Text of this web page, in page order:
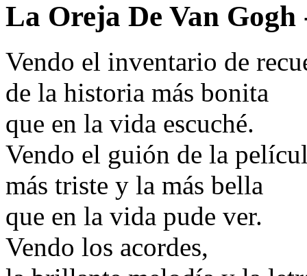
La Oreja De Van
Vendo el inventario de
de la historia más bonita
que en la vida escuché.
Vendo el guión de la
más triste y la más bella
que en la vida pude ver.
Vendo los acordes,